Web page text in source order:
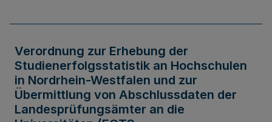
Verordnung zur Erhebung der
Studienerfolgsstatistik an Hochschulen
in Nordrhein-Westfalen und zur
Übermittlung von Abschlussdaten der
Landesprüfungsämter an die